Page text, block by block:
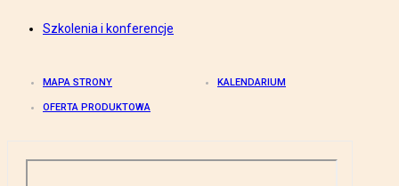
Szkolenia i konferencje
MAPA STRONY KALENDARIUM
OFERTA PRODUKTOWA